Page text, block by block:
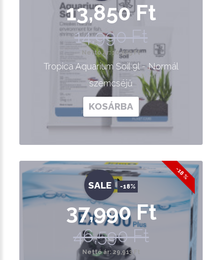
13,850 Ft
14,990 Ft
Nettó ár: 10,905 Ft
Tropica Aquarium Soil 9l - Normál
szemcséjű
KOSÁRBA
-18 %
SALE -18%
37,990 Ft
46,590 Ft
Nettó ár: 29,913 Ft